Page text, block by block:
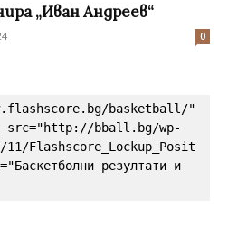
„Иван Андреев“
0
basketball/"
src="http://bball.bg/wp-
Flashscore_Lockup_Posit
резултати и